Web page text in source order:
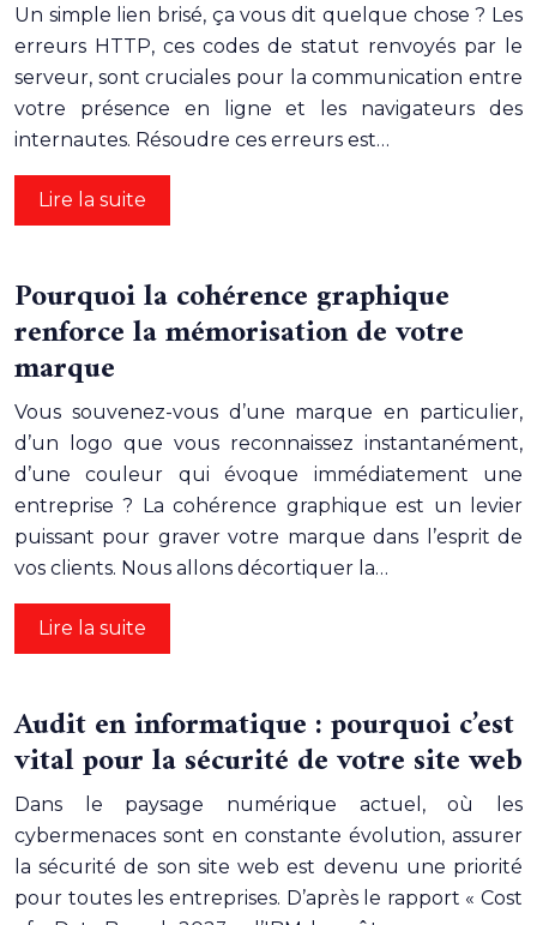
Un simple lien brisé, ça vous dit quelque chose ? Les
erreurs HTTP, ces codes de statut renvoyés par le
serveur, sont cruciales pour la communication entre
votre présence en ligne et les navigateurs des
internautes. Résoudre ces erreurs est…
Lire la suite
Pourquoi la cohérence graphique
renforce la mémorisation de votre
marque
Vous souvenez-vous d’une marque en particulier,
d’un logo que vous reconnaissez instantanément,
d’une couleur qui évoque immédiatement une
entreprise ? La cohérence graphique est un levier
puissant pour graver votre marque dans l’esprit de
vos clients. Nous allons décortiquer la…
Lire la suite
Audit en informatique : pourquoi c’est
vital pour la sécurité de votre site web
Dans le paysage numérique actuel, où les
cybermenaces sont en constante évolution, assurer
la sécurité de son site web est devenu une priorité
pour toutes les entreprises. D’après le rapport « Cost